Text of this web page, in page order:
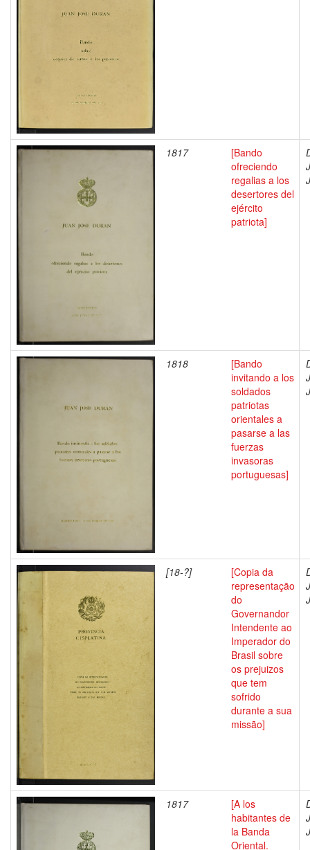
1817
[Bando
ofreciendo
regalias a los
desertores del
ejército
patriota]
1818
[Bando
invitando a los
soldados
patriotas
orientales a
pasarse a las
fuerzas
invasoras
portuguesas]
[18-?]
[Copia da
representação
do
Governandor
Intendente ao
Imperador do
Brasil sobre
os prejuizos
que tem
sofrido
durante a sua
missão]
1817
[A los
habitantes de
la Banda
Oriental.